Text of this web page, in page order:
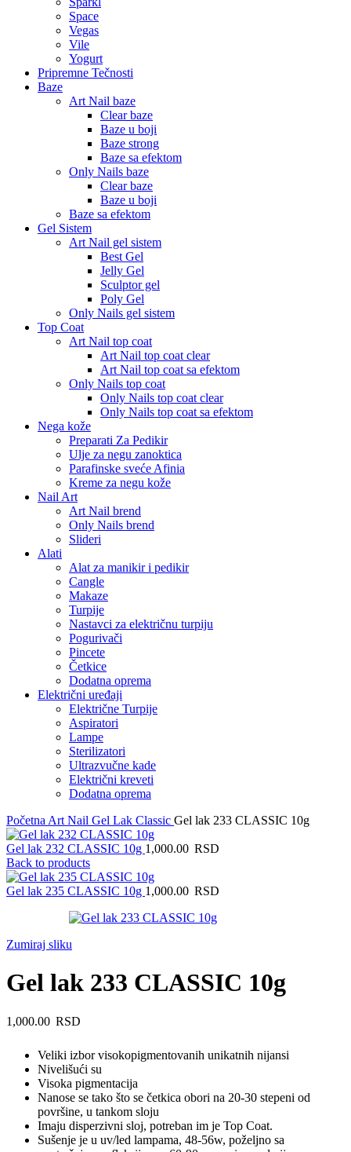
Space
Vegas
Vile
Yogurt
Pripremne Tečnosti
Baze
Art Nail baze
Clear baze
Baze u boji
Baze strong
Baze sa efektom
Only Nails baze
Clear baze
Baze u boji
Baze sa efektom
Gel Sistem
Art Nail gel sistem
Best Gel
Jelly Gel
Sculptor gel
Poly Gel
Only Nails gel sistem
Top Coat
Art Nail top coat
Art Nail top coat clear
Art Nail top coat sa efektom
Only Nails top coat
Only Nails top coat clear
Only Nails top coat sa efektom
Nega kože
Preparati Za Pedikir
Ulje za negu zanoktica
Parafinske sveće Afinia
Kreme za negu kože
Nail Art
Art Nail brend
Only Nails brend
Slideri
Alati
Alat za manikir i pedikir
Cangle
Makaze
Turpije
Nastavci za električnu turpiju
Pogurivači
Pincete
Četkice
Dodatna oprema
Električni uređaji
Električne Turpije
Aspiratori
Lampe
Sterilizatori
Ultrazvučne kade
Električni kreveti
Dodatna oprema
Početna Art Nail Gel Lak Classic Gel lak 233 CLASSIC 10g
Gel lak 232 CLASSIC 10g 1,000.00 RSD
Back to products
Gel lak 235 CLASSIC 10g 1,000.00 RSD
Zumiraj sliku
Gel lak 233 CLASSIC 10g
1,000.00 RSD
Veliki izbor visokopigmentovanih unikatnih nijansi
Nivelišući su
Visoka pigmentacija
Nanose se tako što se četkica obori na 20-30 stepeni od
površine, u tankom sloju
Imaju disperzivni sloj, potreban im je Top Coat.
Sušenje je u uv/led lampama, 48-56w, poželjno sa